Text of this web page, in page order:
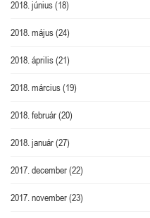
2018. június(18)
2018. május(24)
2018. április(21)
2018. március(19)
2018. február(20)
2018. január(27)
2017. december(22)
2017. november(23)